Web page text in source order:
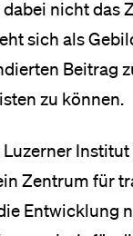
nicht das
sich als
Beitrag
zu können.
Zentrum für
Entwicklung